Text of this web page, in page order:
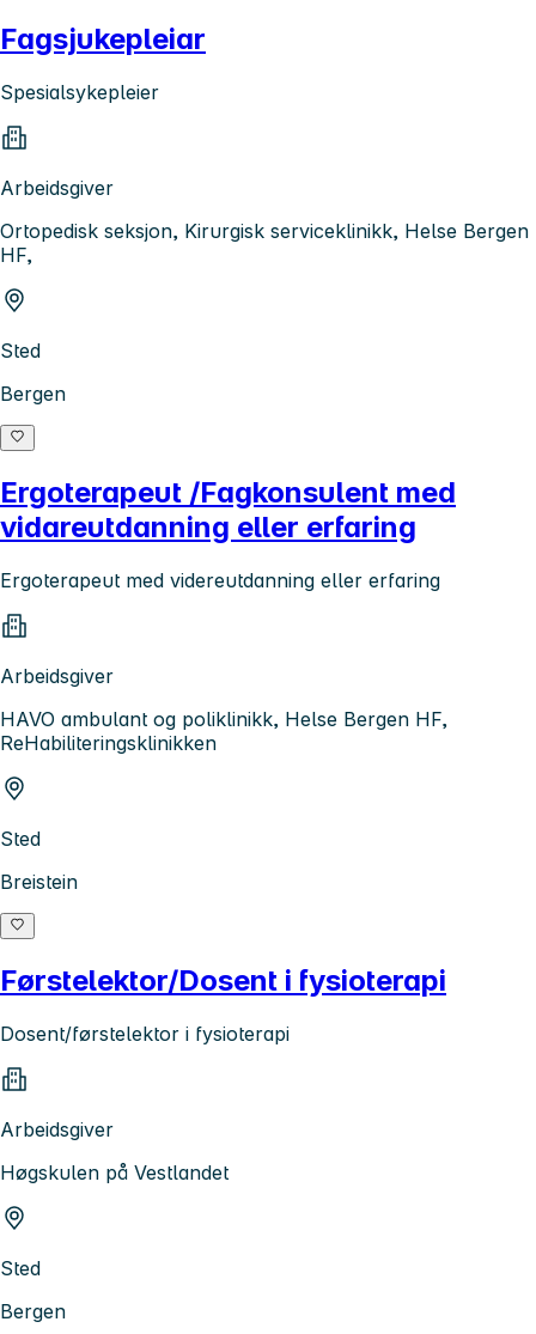
Fagsjukepleiar
Spesialsykepleier
Arbeidsgiver
Ortopedisk seksjon, Kirurgisk serviceklinikk, Helse Bergen
HF,
Sted
Bergen
Ergoterapeut /Fagkonsulent med
vidareutdanning eller erfaring
Ergoterapeut med videreutdanning eller erfaring
Arbeidsgiver
HAVO ambulant og poliklinikk, Helse Bergen HF,
ReHabiliteringsklinikken
Sted
Breistein
Førstelektor/Dosent i fysioterapi
Dosent/førstelektor i fysioterapi
Arbeidsgiver
Høgskulen på Vestlandet
Sted
Bergen